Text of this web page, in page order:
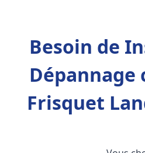
Besoin de
Dépannage
Frisquet